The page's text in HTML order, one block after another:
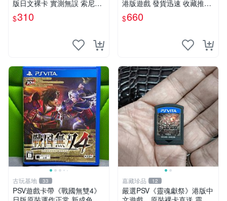
版日文裸卡 實測無誤 索尼專
機運行用 靈魂獻祭 PSV 港日
裸卡 卡帶專用機玩
$310
港版遊戲 發貨迅速 收藏推薦
游戲盒 光碟 完整 海王星 世
嘉少女 港版 海王星 世嘉少女
$660
古玩基地 33
PSV遊戲卡帶《戰國無雙4》
嘉藏珍品 12
嚴選PSV《靈魂獻祭》港版中